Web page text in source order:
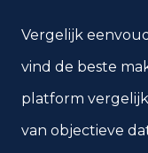
Vergelijk
vind de beste
platform
van objectieve